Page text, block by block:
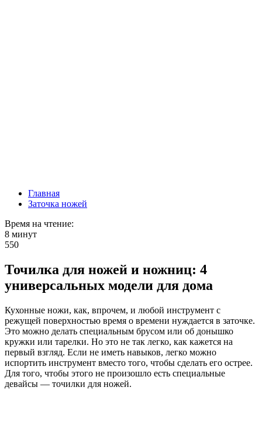
Главная
Заточка ножей
Время на чтение:
8 минут
550
Точилка для ножей и ножниц: 4
универсальных модели для дома
Кухонные ножи, как, впрочем, и любой инструмент с
режущей поверхностью время о времени нуждается в заточке.
Это можно делать специальным брусом или об донышко
кружки или тарелки. Но это не так легко, как кажется на
первый взгляд. Если не иметь навыков, легко можно
испортить инструмент вместо того, чтобы сделать его острее.
Для того, чтобы этого не произошло есть специальные
девайсы — точилки для ножей.